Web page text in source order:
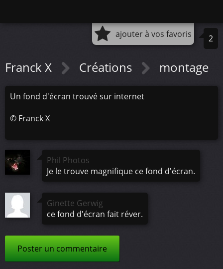
ajouter à vos favoris 2
Franck X Créations montage
Un fond d'écran trouvé sur internet
© Franck X
Phil Photos
Je le trouve magnifique ce fond d'écran.
Ginette Gerwig
ce fond d'écran fait réver.
Poster un commentaire